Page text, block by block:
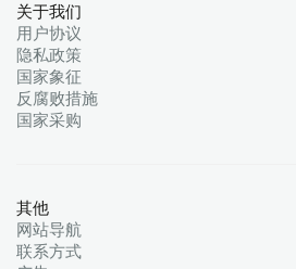
关于我们
用户协议
隐私政策
国家象征
反腐败措施
国家采购
其他
网站导航
联系方式